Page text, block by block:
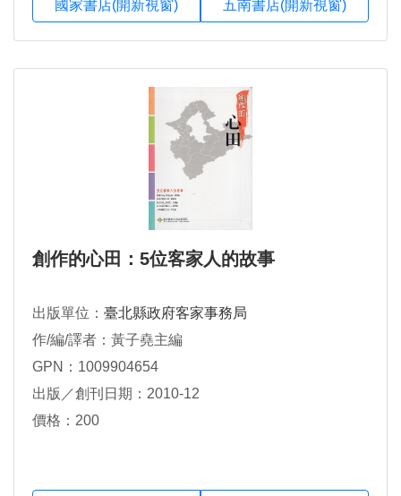
國家書店(開新視窗) 五南書店(開新視窗)
創作的心田：5位客家人的故事
出版單位： 臺北縣政府客家事務局
作/編/譯者：黃子堯主編
GPN：1009904654
出版／創刊日期：2010-12
價格：200